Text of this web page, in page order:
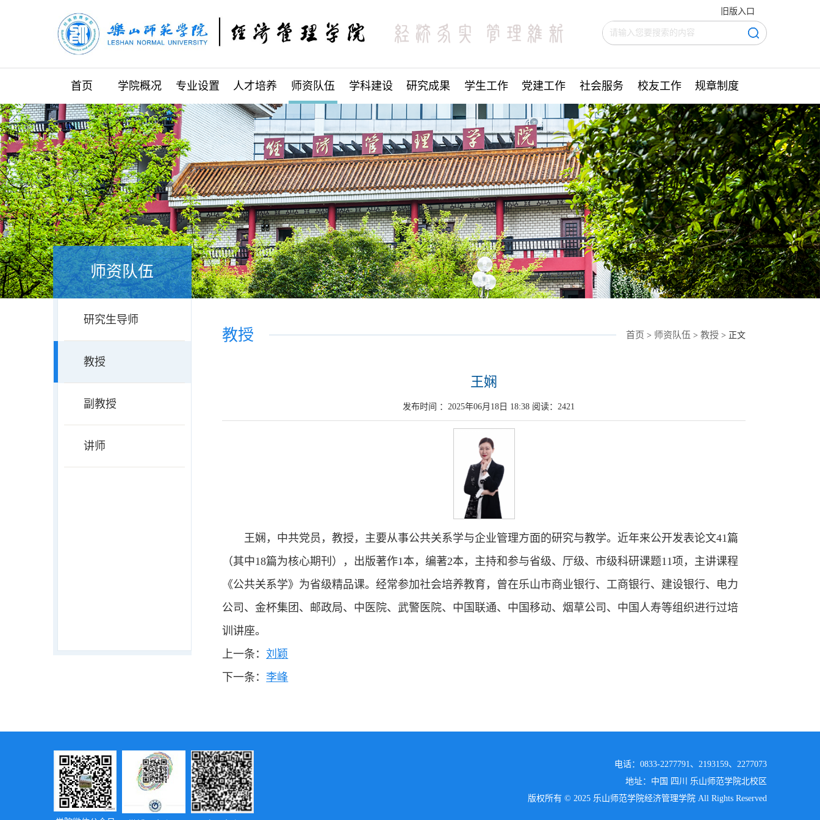
旧版入口
首页 学院概况 专业设置 人才培养 师资队伍 学科建设 研究成果 学生工作 党建工作 社会服务 校友工作 规章制度
师资队伍
研究生导师
教授
副教授
讲师
首页 > 师资队伍 > 教授> 正文
教授
王娴
发布时间 ：2025年06月18日 18:38 阅读： 2421
王娴，中共党员，教授，主要从事公共关系学与企业管理方面的研究与教学。近年来公开发表论文41篇
（其中18篇为核心期刊），出版著作1本，编著2本，主持和参与省级、厅级、市级科研课题11项，主讲课程
《公共关系学》为省级精品课。经常参加社会培养教育，曾在乐山市商业银行、工商银行、建设银行、电力
公司、金杯集团、邮政局、中医院、武警医院、中国联通、中国移动、烟草公司、中国人寿等组织进行过培
训讲座。
上一条：刘颖
下一条：李峰
电话：0833-2277791、2193159、2277073
地址：中国 四川 乐山师范学院北校区
版权所有 © 2025 乐山师范学院经济管理学院 All Rights Reserved